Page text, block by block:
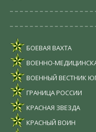
БОЕВАЯ ВАХТА
ВОЕННО-
ВОЕННЫЙ ВЕСТНИК
ГРАНИЦА РОССИИ
КРАСНАЯ ЗВЕЗДА
КРАСНЫЙ ВОИН